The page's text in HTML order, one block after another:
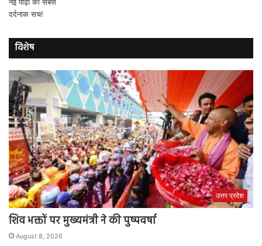
विशेष
उत्तर प्रदेश
शिव भक्तों पर मुख्यमंत्री ने की पुष्पवर्षा
August 8, 2026